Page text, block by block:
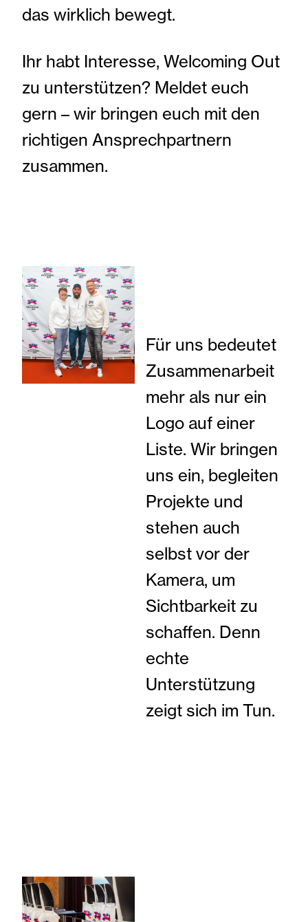
das wirklich bewegt.
Ihr habt Interesse, Welcoming Out
zu unterstützen? Meldet euch
gern – wir bringen euch mit den
richtigen Ansprechpartnern
zusammen.
Für uns bedeutet
Zusammenarbeit
mehr als nur ein
Logo auf einer
Liste. Wir bringen
uns ein, begleiten
Projekte und
stehen auch
selbst vor der
Kamera, um
Sichtbarkeit zu
schaffen. Denn
echte
Unterstützung
zeigt sich im Tun.